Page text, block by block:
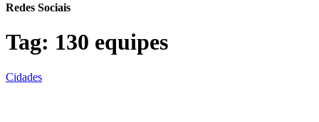
Redes Sociais
Tag: 130 equipes
Cidades